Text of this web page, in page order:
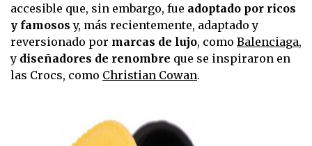
accesible que, sin embargo, fue adoptado por ricos
y famosos y, más recientemente, adaptado y
reversionado por marcas de lujo, como Balenciaga,
y diseñadores de renombre que se inspiraron en
las Crocs, como Christian Cowan.